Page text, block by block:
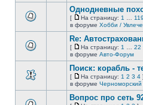
сообщений.
этой
непрочитанных
сообщений.
этой
непрочитанных
сообщений.
Однодневные
[
На
страницу
На страницу: 1
в форуме Хобби /
этой
непрочитанных
сообщений.
Re:
[
На
страницу
На страницу: 1 22
в форуме Авто-Форум
этой
Поиск: корабль -
[
На
страницу
На страницу: 1 2 3 4 ]
в форуме
Вопрос про сеть